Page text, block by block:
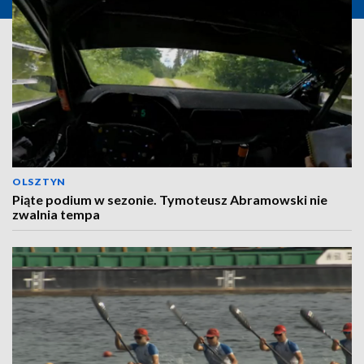
OLSZTYN
Piąte podium w sezonie. Tymoteusz Abramowski nie
zwalnia tempa